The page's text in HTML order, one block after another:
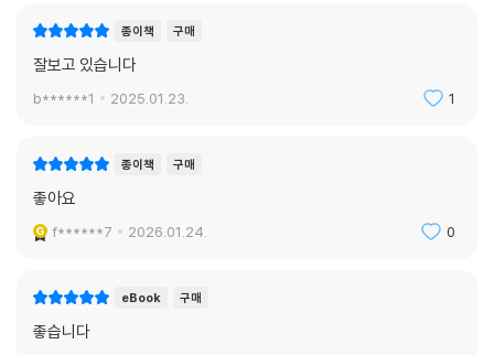
종이책 구매
잘보고 있습니다
b******1 2025.01.23. 1
종이책 구매
좋아요
f******7 2026.01.24. 0
eBook 구매
좋습니다